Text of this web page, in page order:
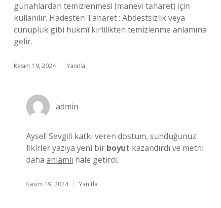
günahlardan temizlenmesi (manevi taharet) için
kullanılır. Hadesten Taharet : Abdestsizlik veya
cünüplük gibi hükmî kirlilikten temizlenme anlamına
gelir.
Kasım 19, 2024 Yanıtla
admin
Aysel! Sevgili katkı veren dostum, sunduğunuz
fikirler yazıya yeni bir boyut kazandırdı ve metni
daha anlamlı hale getirdi.
Kasım 19, 2024 Yanıtla